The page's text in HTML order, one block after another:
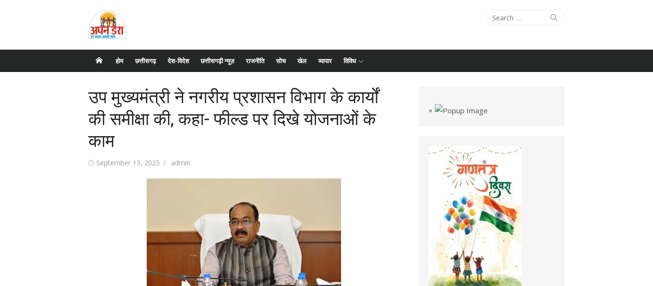
Search
Search
होम छत्तीसगढ़ देश-विदेश छत्तीसगढ़ी न्यूज़ राजनीति सोच खेल व्यापार विविध
उप मुख्यमंत्री ने नगरीय प्रशासन विभाग के कार्यों
की समीक्षा की, कहा- फील्ड पर दिखे योजनाओं के
काम
Posted
September 13, 2025 Author
admin
×